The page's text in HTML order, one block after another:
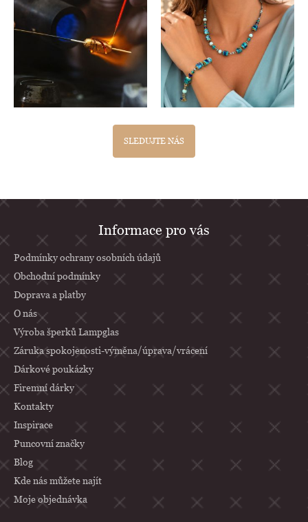
SLEDUJTE NÁS
á
a
í
Informace pro vás
Podmínky ochrany osobních údajů
Obchodní podmínky
Doprava a platby
O nás
Výroba šperků Lampglas
Záruka spokojenosti-výměna/úprava/vrácení
Dárkové poukázky
Firemní dárky
Kontakty
Inspirace
Puncovní značky
Blog
Kde nás můžete najít
Moje objednávka